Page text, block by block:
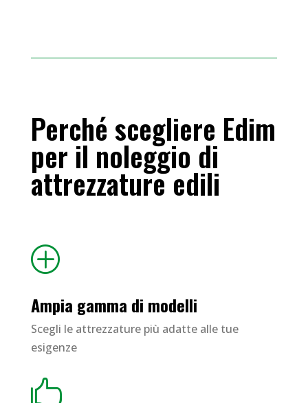
Perché scegliere Edim
per il noleggio di
attrezzature edili
P
Ampia gamma di modelli
Scegli le attrezzature più adatte alle tue
esigenze
